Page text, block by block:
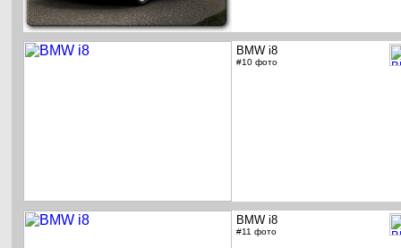
BMW i8
#10 фото
BMW i8
#11 фото